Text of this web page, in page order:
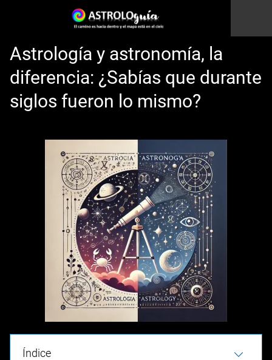
Astrología y astronomía, la
diferencia: ¿Sabías que durante
siglos fueron lo mismo?
Índice